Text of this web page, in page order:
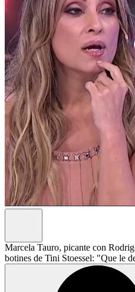
Marcela Tauro, picante con
botines de Tini Stoessel: "Que le